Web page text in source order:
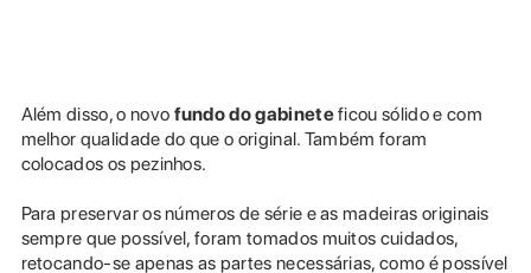
Além disso, o novo fundo do gabineteficou sólido e com
melhor qualidade do que o original. Também foram
colocados os pezinhos.
Para preservar os números de série e as madeiras originais
sempre que possível, foram tomados muitos cuidados,
retocando-se apenas as partes necessárias, como é possível